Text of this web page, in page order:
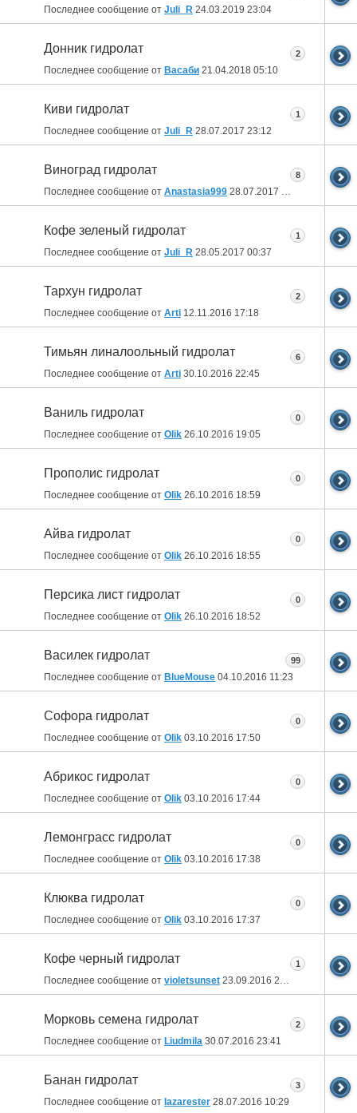
Последнее сообщение от Juli_R 24.03.2019 23:04
Донник гидролат
Последнее сообщение от Васаби 21.04.2018 05:10
2
Киви гидролат
Последнее сообщение от Juli_R 28.07.2017 23:12
1
Виноград гидролат
Последнее сообщение от Anastasia999 28.07.2017
8
Кофе зеленый гидролат
Последнее сообщение от Juli_R 28.05.2017 00:37
1
Тархун гидролат
Последнее сообщение от Arti 12.11.2016 17:18
2
Тимьян линалоольный гидролат
Последнее сообщение от Arti 30.10.2016 22:45
6
Ваниль гидролат
Последнее сообщение от Olik 26.10.2016 19:05
0
Прополис гидролат
Последнее сообщение от Olik 26.10.2016 18:59
0
Айва гидролат
Последнее сообщение от Olik 26.10.2016 18:55
0
Персика лист гидролат
Последнее сообщение от Olik 26.10.2016 18:52
0
Василек гидролат
Последнее сообщение от BlueMouse 04.10.2016 11:23
99
Софора гидролат
Последнее сообщение от Olik 03.10.2016 17:50
0
Абрикос гидролат
Последнее сообщение от Olik 03.10.2016 17:44
0
Лемонграсс гидролат
Последнее сообщение от Olik 03.10.2016 17:38
0
Клюква гидролат
Последнее сообщение от Olik 03.10.2016 17:37
0
Кофе черный гидролат
Последнее сообщение от violetsunset 23.09.2016 21:07
1
Морковь семена гидролат
Последнее сообщение от Liudmila 30.07.2016 23:41
2
Банан гидролат
Последнее сообщение от lazarester 28.07.2016 10:29
3